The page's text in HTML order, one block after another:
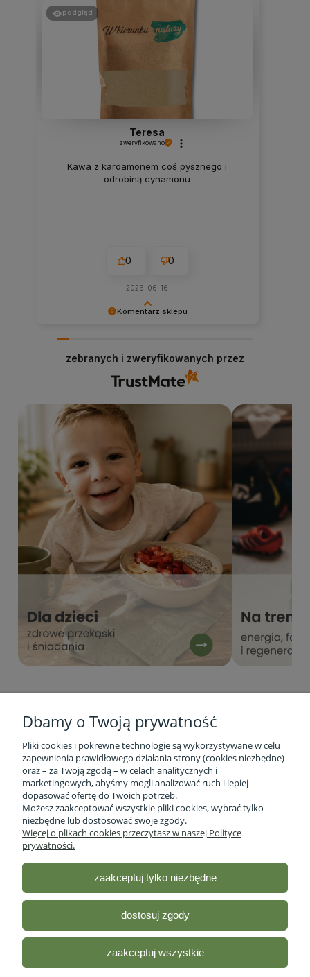
Komentarz sklepu
internetowego stacjabio.pl
podgląd
Teresa
zweryfikowano
Kawa z kardamonem coś pysznego i
odrobiną cynamonu
0 0
2026-06-16
zebranych i zweryfikowanych przez
Informacje o firmie
Obsługa klienta
Moje konto
Sklep ze zdrową żywnością - Stacja Bio| ul. lubelska 46 2/12,
R35-959 Rzeszów, woj.podkarpackie |
Email:
533 750 361| NIP: 5170418066
Odwiedź nasz profil naFacebooku!
Dbamy o Twoją prywatność
Pliki cookies i pokrewne technologie są wykorzystywane w celu
zapewnienia prawidłowego działania strony (cookies niezbędne)
oraz – za Twoją zgodą – w celach analitycznych i
marketingowych, abyśmy mogli analizować ruch i lepiej
dopasować ofertę do Twoich potrzeb.
Możesz zaakceptować wszystkie pliki cookies, wybrać tylko
niezbędne lub dostosować swoje zgody.
Więcej o plikach cookies przeczytasz w naszej Polityce
prywatności.
zaakceptuj tylko niezbędne
dostosuj zgody
zaakceptuj wszystkie